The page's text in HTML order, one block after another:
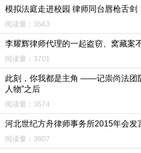
模拟法庭走进校园 律师同台唇枪舌剑
阅读量：3563
李耀辉律师代理的一起盗窃、窝藏案
阅读量：3701
此刻，你我都是主角 ——记崇尚法团
人物”之后
阅读量：3574
河北世纪方舟律师事务所2015年会发
阅读量：3807